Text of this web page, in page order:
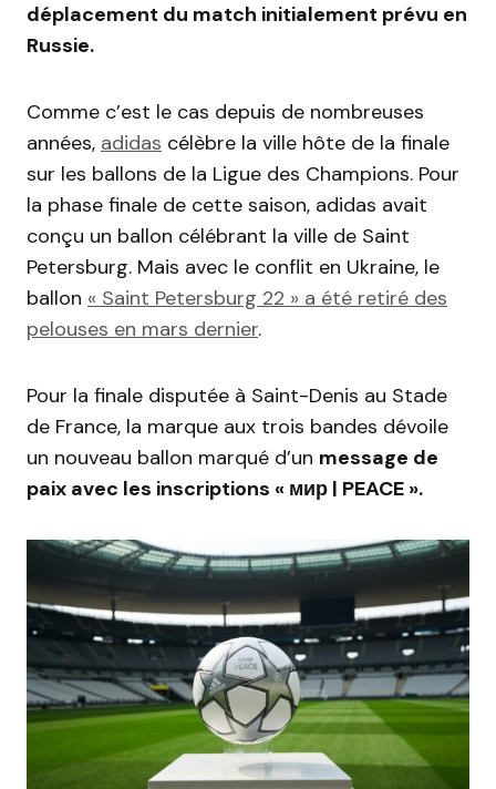
déplacement du match initialement prévu en
Russie.
Comme c’est le cas depuis de nombreuses
années, adidas célèbre la ville hôte de la finale
sur les ballons de la Ligue des Champions. Pour
la phase finale de cette saison, adidas avait
conçu un ballon célébrant la ville de Saint
Petersburg. Mais avec le conflit en Ukraine, le
ballon « Saint Petersburg 22 » a été retiré des
pelouses en mars dernier.
Pour la finale disputée à Saint-Denis au Stade
de France, la marque aux trois bandes dévoile
un nouveau ballon marqué d’un message de
paix avec les inscriptions « мир | PEACE ».